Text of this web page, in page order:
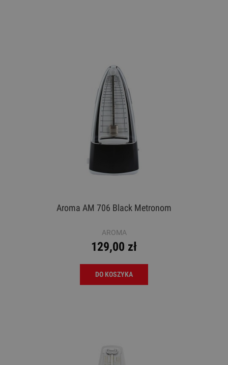
Aroma AM 706 Black Metronom
AROMA
129,00 zł
DO KOSZYKA